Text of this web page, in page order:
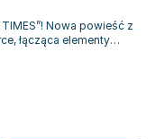
TIMES”! Nowa powieść z
łącząca elementy
zapiera...